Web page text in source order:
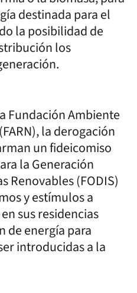
destinada para el
la posibilidad de
los
Fundación Ambiente
la derogación
un fideicomiso
la Generación
Renovables (FODIS)
y estímulos a
sus residencias
de energía para
introducidas a la